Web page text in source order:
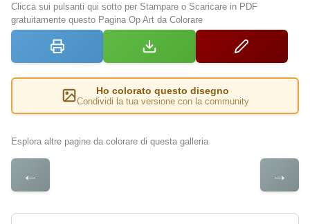
Clicca sui pulsanti qui sotto per Stampare o Scaricare in PDF
gratuitamente questo Pagina Op Art da Colorare
Ho colorato questo disegno
Condividi la tua versione con la community
Esplora altre pagine da colorare di questa galleria
← →